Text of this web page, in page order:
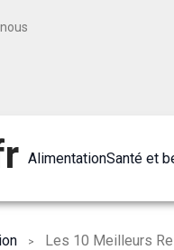
AlimentationSanté et
Les 10 Meilleurs